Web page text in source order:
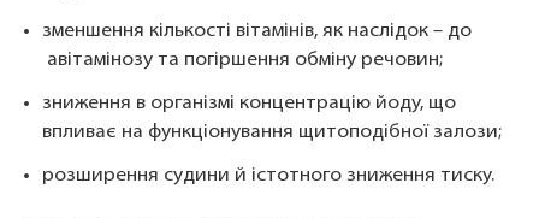
зменшення кількості вітамінів, як наслідок – до
авітамінозу та погіршення обміну речовин;
зниження в організмі концентрацію йоду, що
впливає на функціонування щитоподібної залози;
розширення судини й істотного зниження тиску.